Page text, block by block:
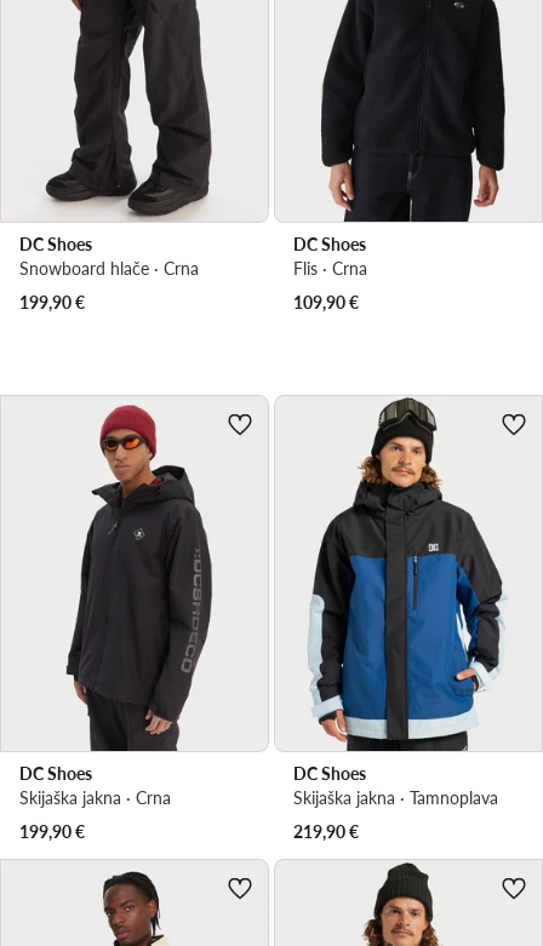
DC Shoes
Snowboard hlače · Crna
199,90€
DC Shoes
Flis · Crna
109,90€
DC Shoes
Skijaška jakna · Crna
199,90€
DC Shoes
Skijaška jakna · Tamnoplava
219,90€